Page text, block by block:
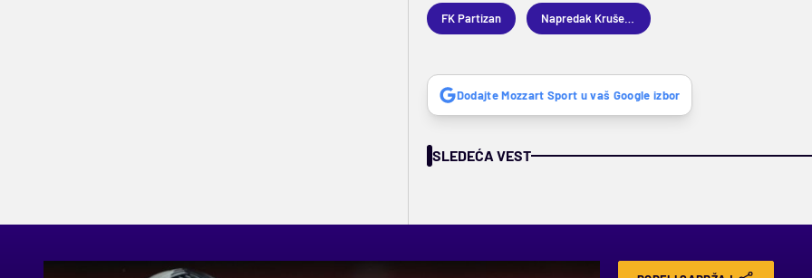
FK Partizan Napredak Kruševac
Dodajte Mozzart Sport u vaš Google izbor
SLEDEĆA VEST